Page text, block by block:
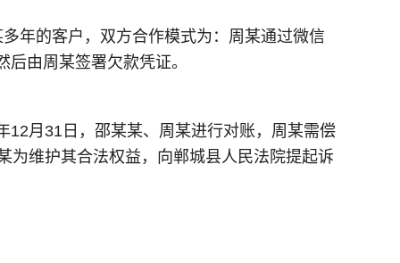
年的客户，双方合作模式为：周某通过微信
由周某签署欠款凭证。
月31日，邵某某、周某进行对账，周某需偿
为维护其合法权益，向郸城县人民法院提起诉